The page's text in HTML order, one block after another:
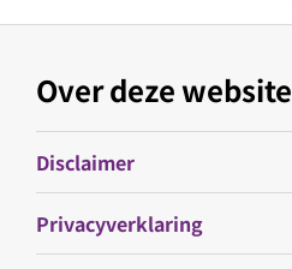
Over deze website
Disclaimer
Privacyverklaring